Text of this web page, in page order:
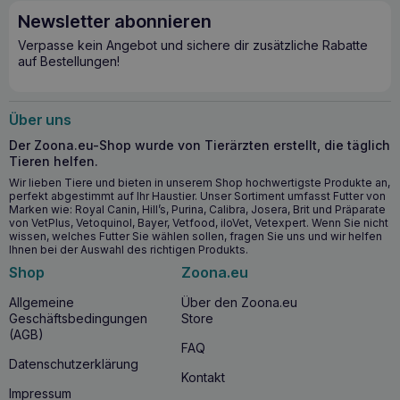
ohne Getreide, Konservierungsmittel und künstliche
dieses Produkt auch für Katzen mit einer Tendenz zu
Übergewicht geeignet. Der hohe Feuchtigkeitsgehalt des
Wichtige gesundheitliche Vorteile
Chitosan und Ballaststoffe unterstützen die Entfernung
von Haarballen und eine gesunde Verdauungsfunktion.
Enthält Taurin zur Unterstützung der Gesundheit von
Herz, Sehkraft und Nervensystem Ihrer Katze.
Kalorienarme Formel, ideal für Katzen, die zu
Der hohe Feuchtigkeitsgehalt des Produkts trägt dazu
bei, dass Ihre Katze hydratisiert bleibt.
Wann lohnt es sich, INABA CAT Churu Hairball
Thunfisch zu füttern?
INABA CAT Churu Hairball Thunfisch sollte an Katzen jeden
Newsletter abonnieren
Verpasse kein Angebot und sichere dir zusätzliche Rabatte
auf Bestellungen!
Über uns
Der Zoona.eu-Shop wurde von Tierärzten erstellt, die täglich
Tieren helfen.
Wir lieben Tiere und bieten in unserem Shop hochwertigste Produkte an,
perfekt abgestimmt auf Ihr Haustier. Unser Sortiment umfasst Futter von
Marken wie: Royal Canin, Hill’s, Purina, Calibra, Josera, Brit und Präparate
von VetPlus, Vetoquinol, Bayer, Vetfood, iloVet, Vetexpert. Wenn Sie nicht
wissen, welches Futter Sie wählen sollen, fragen Sie uns und wir helfen
Ihnen bei der Auswahl des richtigen Produkts.
Shop
Allgemeine
Geschäftsbedingungen
(AGB)
Datenschutzerklärung
Impressum
Zoona.eu
Über den Zoona.eu
Store
FAQ
Kontakt